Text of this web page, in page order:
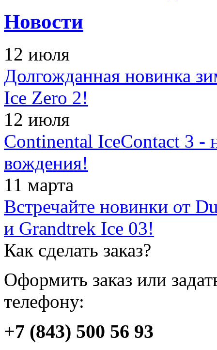
Новости
12 июля
Долгожданная новинка
Ice Zero 2!
12 июля
Continental IceContact 3 -
вождения!
11 марта
Встречайте новинки от
и Grandtrek Ice 03!
Как сделать заказ?
Оформить заказ или
телефону:
+7 (843) 500 56 93